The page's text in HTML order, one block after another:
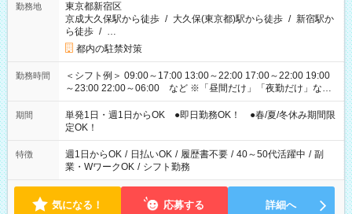
勤務地
東京都新宿区
京成大久保駅から徒歩 / 大久保(東京都)駅から徒歩 / 新宿駅か
ら徒歩 / …
都内の駐禁対策
勤務時間
＜シフト例＞ 09:00～17:00 13:00～22:00 17:00～22:00 19:00
～23:00 22:00～06:00 など ※「昼間だけ」「夜勤だけ」など
の希望OK
期間
単発1日・週1日からOK ●即日勤務OK！ ●春/夏/冬休み期間限
定OK！
特徴 週1日からOK / 日払いOK / 履歴書不要 / 40～50代活躍中 / 副
業・WワークOK / シフト勤務
気になる！ 応募する 詳細へ